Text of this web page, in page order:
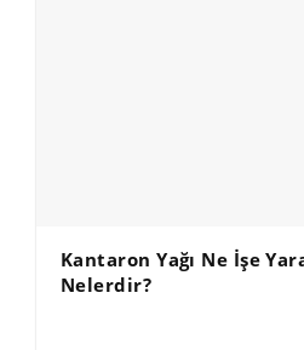
Kantaron Yağı Ne İşe
Nelerdir?